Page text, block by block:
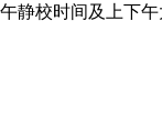
静校时间及上下午